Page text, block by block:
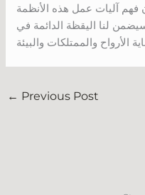
فهم آليات عمل هذه الأنظمة
لنا اليقظة الدائمة في
← Previous Post